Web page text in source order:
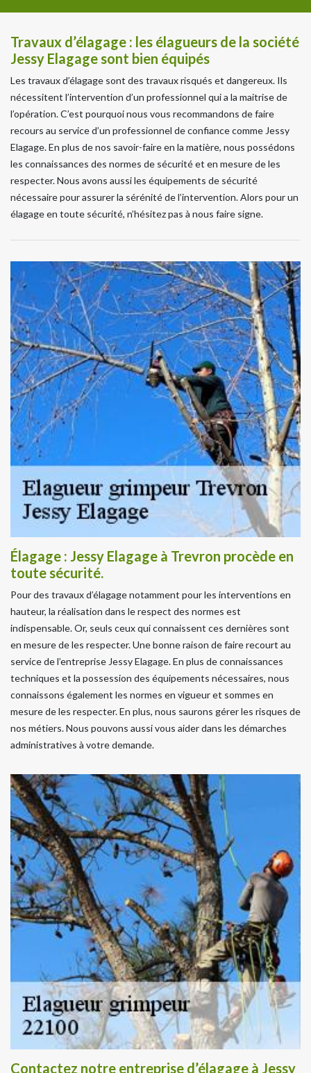
Travaux d’élagage : les élagueurs de la société
Jessy Elagage sont bien équipés
Les travaux d’élagage sont des travaux risqués et dangereux. Ils
nécessitent l’intervention d’un professionnel qui a la maitrise de
l’opération. C’est pourquoi nous vous recommandons de faire
recours au service d’un professionnel de confiance comme Jessy
Elagage. En plus de nos savoir-faire en la matière, nous possédons
les connaissances des normes de sécurité et en mesure de les
respecter. Nous avons aussi les équipements de sécurité
nécessaire pour assurer la sérénité de l’intervention. Alors pour un
élagage en toute sécurité, n’hésitez pas à nous faire signe.
Élagage : Jessy Elagage à Trevron procède en
toute sécurité.
Pour des travaux d’élagage notamment pour les interventions en
hauteur, la réalisation dans le respect des normes est
indispensable. Or, seuls ceux qui connaissent ces dernières sont
en mesure de les respecter. Une bonne raison de faire recourt au
service de l’entreprise Jessy Elagage. En plus de connaissances
techniques et la possession des équipements nécessaires, nous
connaissons également les normes en vigueur et sommes en
mesure de les respecter. En plus, nous saurons gérer les risques de
nos métiers. Nous pouvons aussi vous aider dans les démarches
administratives à votre demande.
Contactez notre entreprise d’élagage à Jessy